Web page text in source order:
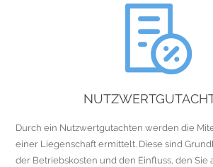
Durch ein Nutzwertgutachten werden die
einer Liegenschaft ermittelt. Diese sind
der Betriebskosten und den Einfluss, den Sie